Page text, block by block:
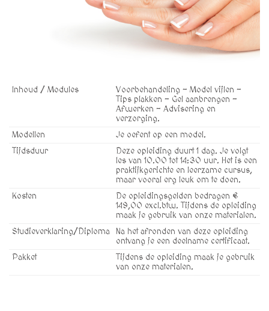
Inhoud / Modules
Voorbehandeling - Model vijlen -
Tips plakken - Gel aanbrengen -
Afwerken - Advisering en
verzorging.
Modellen
Je oefent op een model.
Tijdsduur
Deze opleiding duurt 1 dag. Je volgt
les van 10.00 tot 14:30 uur. Het is een
praktijkgerichte en leerzame cursus,
maar vooral erg leuk om te doen.
Kosten
De opleidingsgelden bedragen €
149,00 excl.btw. Tijdens de opleiding
maak je gebruik van onze materialen.
Studieverklaring/Diploma
Na het afronden van deze opleiding
ontvang je een deelname certificaat.
Pakket
Tijdens de opleiding maak je gebruik
van onze materialen.